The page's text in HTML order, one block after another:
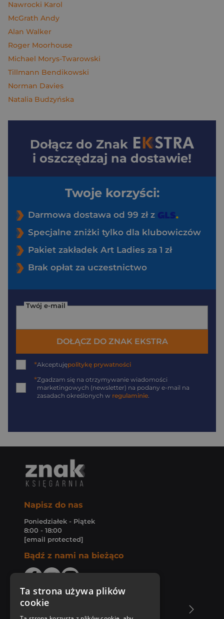
Nawrocki Karol
McGrath Andy
Alan Walker
Roger Moorhouse
Michael Morys-Twarowski
Tillmann Bendikowski
Norman Davies
Natalia Budzyńska
Dołącz do Znak
i oszczędzaj na dostawie!
Twoje korzyści:
Darmowa dostawa od 99 zł z
Specjalne zniżki tylko dla klubowiczów
Pakiet zakładek Art Ladies za 1 zł
Brak opłat za uczestnictwo
Twój e-mail
DOŁĄCZ DO ZNAK EKSTRA
*Akceptujępolitykę prywatności
*Zgadzam się na otrzymywanie wiadomości
marketingowych (newsletter) na podany e-mail na
zasadach określonych w regulaminie.
Napisz do nas
Poniedziałek - Piątek
8:00 - 18:00
[email protected]
Bądź z nami na bieżąco
Ta strona używa plików
cookie